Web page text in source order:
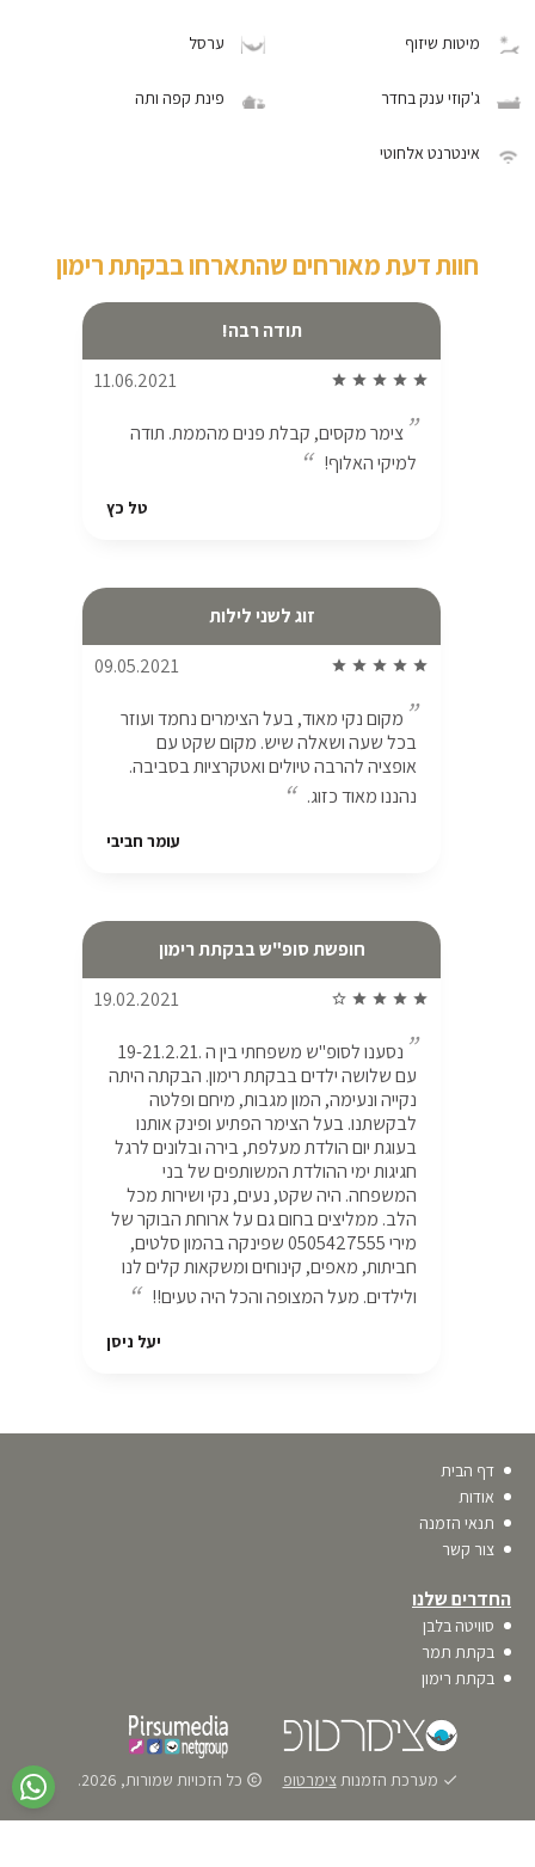
מיטות שיזוף ערסל
ג'קוזי ענק בחדר פינת קפה ותה
אינטרנט אלחוטי
חוות דעת מאורחים שהתארחו בבקתת רימון
תודה רבה!
star
star
star
star
star
11.06.2021
צימר מקסים, קבלת פנים מהממת. תודה
למיקי האלוף!
טל כץ
זוג לשני לילות
star
star
star
star
star
09.05.2021
מקום נקי מאוד, בעל הצימרים נחמד ועוזר
בכל שעה ושאלה שיש. מקום שקט עם
אופציה להרבה טיולים ואטקרציות בסביבה.
נהננו מאוד כזוג.
עומר חביבי
חופשת סופ"ש בבקתת רימון
star
star
star
star
star_border
19.02.2021
נסענו לסופ"ש משפחתי בין ה .19-21.2.21
עם שלושה ילדים בבקתת רימון. הבקתה היתה
נקייה ונעימה, המון מגבות, מיחם ופלטה
לבקשתנו. בעל הצימר הפתיע ופינק אותנו
בעוגת יום הולדת מעלפת, בירה ובלונים לרגל
חגיגות ימי ההולדת המשותפים של בני
המשפחה. היה שקט, נעים, נקי ושירות מכל
הלב. ממליצים בחום גם על ארוחת הבוקר של
מירי 0505427555 שפינקה בהמון סלטים,
חביתות, מאפים, קינוחים ומשקאות קלים לנו
ולילדים. מעל המצופה והכל היה טעים!!
יעל ניסן
דף הבית
אודות
תנאי הזמנה
צור קשר
החדרים שלנו
סוויטה בלבן
בקתת תמר
בקתת רימון
done מערכת הזמנותצימרטופ copyrights כל הזכויות שמורות, 2026.